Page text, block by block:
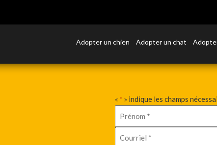
Adopter un chien Adopter un chat
« * » indique les champs